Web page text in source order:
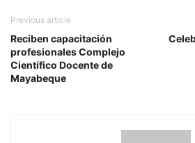
Previous article
Reciben capacitación
profesionales Complejo
Científico Docente de
Mayabeque